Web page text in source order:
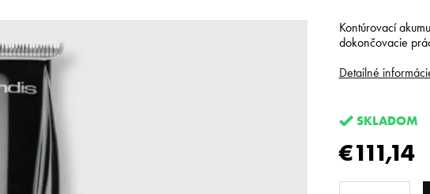
€111,14
Jednotková
SKLADOM
Kontúrovací
dokončovacie
Detailné